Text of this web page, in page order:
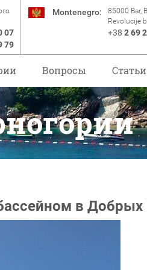
07
79
Montenegro:
85000 Bar,
Revolucije
+38 2 69
Вопросы Статьи
в Добрых